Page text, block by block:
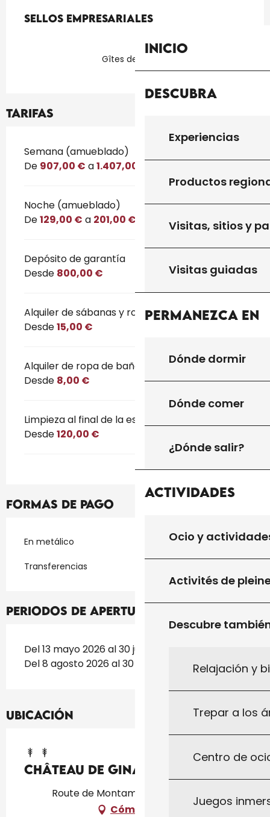
Inicio
Descubra
Experiencias
Productos
Visitas, sitios y
Visitas guiadas
Permanezca en
Dónde dormir
Dónde comer
¿Dónde salir?
Actividades
Ocio y
Activités de
Descubre
Relajación y
Trepar a los
Centro de
Juegos
Sellos empresariales
Sellos empresariales
Gîtes de France
Tarifas
Tarifas 2026
Semana (amueblado)
De 907,00 € a1.407,00 €
Noche (amueblado)
De129,00 € a 201,00 €
Depósito de garantía
Desde 800,00 €
Alquiler de sábanas y ropa blanca
Desde15,00 €
Alquiler de ropa de baño
Desde 8,00 €
Limpieza al final de la estancia
Desde120,00 €
Formas de pago
En metálico
Transferencias
Periodos de apertura
Del 13 mayo 2026 al 30 junio 2026
Del 8 agosto 2026 al 30 septiembre 2026
Ubicación
Château de Ginard
Route de Montamel, 46310 Peyrilles
Cómo llegar